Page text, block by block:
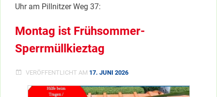
Uhr am Pillnitzer Weg 37:
Montag ist Frühsommer-
Sperrmüllkieztag
VERÖFFENTLICHT AM 17. JUNI 2026